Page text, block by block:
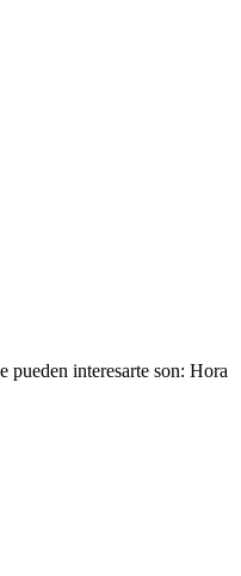
pueden interesarte son: Hora